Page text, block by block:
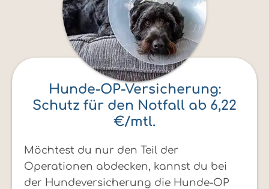
Hunde-OP-Versicherung:
Schutz für den Notfall ab 6,22
€/mtl.
Möchtest du nur den Teil der
Operationen abdecken, kannst du bei
der Hundeversicherung die Hunde-OP